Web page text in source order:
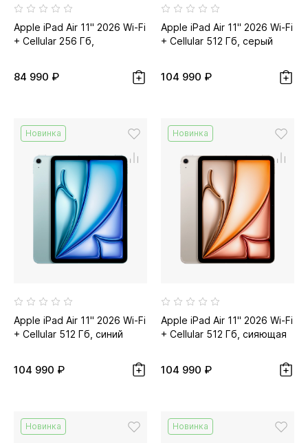
Apple iPad Air 11" 2026 Wi-Fi
+ Cellular 256 Гб,
84 990 ₽
Apple iPad Air 11" 2026 Wi-Fi
+ Cellular 512 Гб, серый
104 990 ₽
Новинка
Apple iPad Air 11" 2026 Wi-Fi
+ Cellular 512 Гб, синий
104 990 ₽
Новинка
Apple iPad Air 11" 2026 Wi-Fi
+ Cellular 512 Гб, сияющая
104 990 ₽
Новинка Новинка